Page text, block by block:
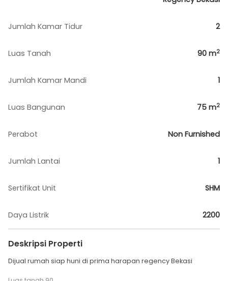
Jumlah Kamar Tidur 2
Luas Tanah 90 m2
Jumlah Kamar Mandi 1
Luas Bangunan 75 m2
Perabot Non Furnished
Jumlah Lantai 1
Sertifikat Unit SHM
Daya Listrik 2200
Deskripsi Properti
Dijual rumah siap huni di prima harapan regency Bekasi